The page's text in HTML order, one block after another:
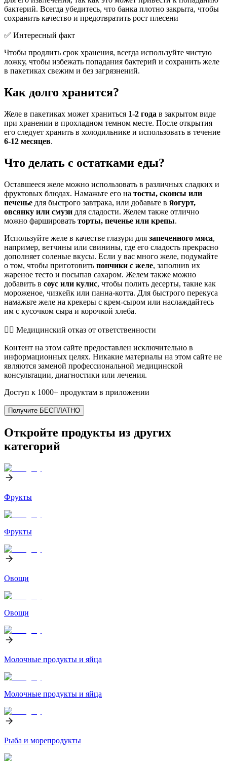
бактерий. Всегда убедитесь, что банка плотно закрыта, чтобы
сохранить качество и предотвратить рост плесени
✅ Интересный факт
Чтобы продлить срок хранения, всегда используйте чистую
ложку, чтобы избежать попадания бактерий и сохранить желе
в пакетиках свежим и без загрязнений.
Как долго хранится?
Желе в пакетиках может храниться 1-2 года в закрытом виде
при хранении в прохладном темном месте. После открытия
его следует хранить в холодильнике и использовать в течение
6-12 месяцев.
Что делать с остатками еды?
Оставшееся желе можно использовать в различных сладких и
фруктовых блюдах. Намажьте его на тосты, сконсы или
печенье для быстрого завтрака, или добавьте в йогурт,
овсянку или смузи для сладости. Желем также отлично
можно фаршировать торты, печенье или крепы.
Используйте желе в качестве глазури для запеченного мяса,
например, ветчины или свинины, где его сладость прекрасно
дополняет соленые вкусы. Если у вас много желе, подумайте
о том, чтобы приготовить пончики с желе, заполнив их
жареное тесто и посыпав сахаром. Желем также можно
добавить в соус или кулис, чтобы полить десерты, такие как
мороженое, чизкейк или панна-котта. Для быстрого перекуса
намажьте желе на крекеры с крем-сыром или наслаждайтесь
им с кусочком сыра и корочкой хлеба.
👨‍⚕️️ Медицинский отказ от ответственности
Контент на этом сайте предоставлен исключительно в
информационных целях. Никакие материалы на этом сайте не
являются заменой профессиональной медицинской
консультации, диагностики или лечения.
Доступ к 1000+ продуктам в приложении
Получите БЕСПЛАТНО
Откройте продукты из других
категорий
Фрукты
Фрукты
Овощи
Овощи
Молочные продукты и яйца
Молочные продукты и яйца
Рыба и морепродукты